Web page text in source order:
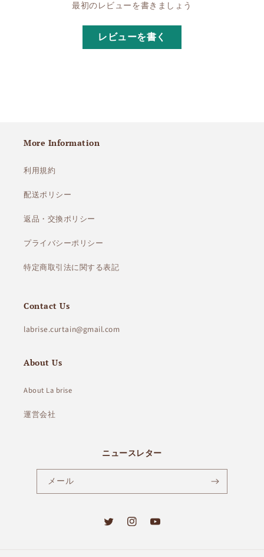
最初のレビューを書きましょう
レビューを書く
More Information
利用規約
配送ポリシー
返品・交換ポリシー
プライバシーポリシー
特定商取引法に関する表記
Contact Us
labrise.curtain@gmail.com
About Us
About La brise
運営会社
ニュースレター
メール
TwitterInstagramYouTube